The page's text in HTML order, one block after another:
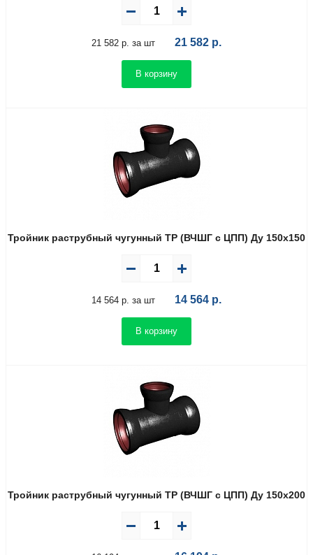
21 582 р. за шт 21 582 р.
В корзину
Тройник раструбный чугунный ТР (ВЧШГ с ЦПП) Ду 150х150
14 564 р. за шт 14 564 р.
В корзину
Тройник раструбный чугунный ТР (ВЧШГ с ЦПП) Ду 150х200